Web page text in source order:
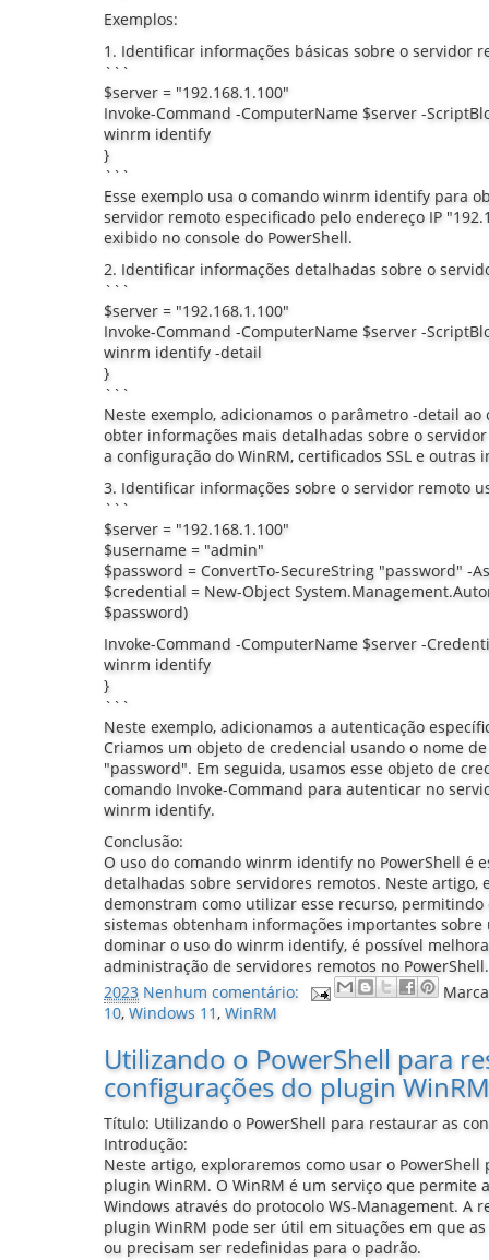
Exemplos:
1. Identificar informações básicas sobre o servidor
```
$server = "192.168.1.100"
Invoke-Command -ComputerName $server -
winrm identify
}
```
Esse exemplo usa o comando winrm identify para
servidor remoto especificado pelo endereço IP
exibido no console do PowerShell.
2. Identificar informações detalhadas sobre o
```
$server = "192.168.1.100"
Invoke-Command -ComputerName $server -
winrm identify -detail
}
```
Neste exemplo, adicionamos o parâmetro -detail
obter informações mais detalhadas sobre o
a configuração do WinRM, certificados SSL e outras
3. Identificar informações sobre o servidor remoto
```
$server = "192.168.1.100"
$username = "admin"
$password = ConvertTo-SecureString "password" -
$credential = New-Object
$password)
Invoke-Command -ComputerName $server -
winrm identify
}
```
Neste exemplo, adicionamos a autenticação
Criamos um objeto de credencial usando o nome
"password". Em seguida, usamos esse objeto de
comando Invoke-Command para autenticar no
winrm identify.
Conclusão:
O uso do comando winrm identify no PowerShell é
detalhadas sobre servidores remotos. Neste artigo,
demonstram como utilizar esse recurso,
sistemas obtenham informações importantes sobre
dominar o uso do winrm identify, é possível
administração de servidores remotos no
2023 Nenhum comentário:
10, Windows 11, WinRM
Utilizando o PowerShell para
configurações do plugin WinRM
Título: Utilizando o PowerShell para restaurar as
Introdução:
Neste artigo, exploraremos como usar o
plugin WinRM. O WinRM é um serviço que permite
Windows através do protocolo WS-Management. A
plugin WinRM pode ser útil em situações em que
ou precisam ser redefinidas para o padrão.